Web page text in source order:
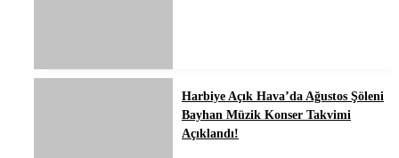
Harbiye Açık Hava’da Ağustos Şöleni
Bayhan Müzik Konser Takvimi
Açıklandı!